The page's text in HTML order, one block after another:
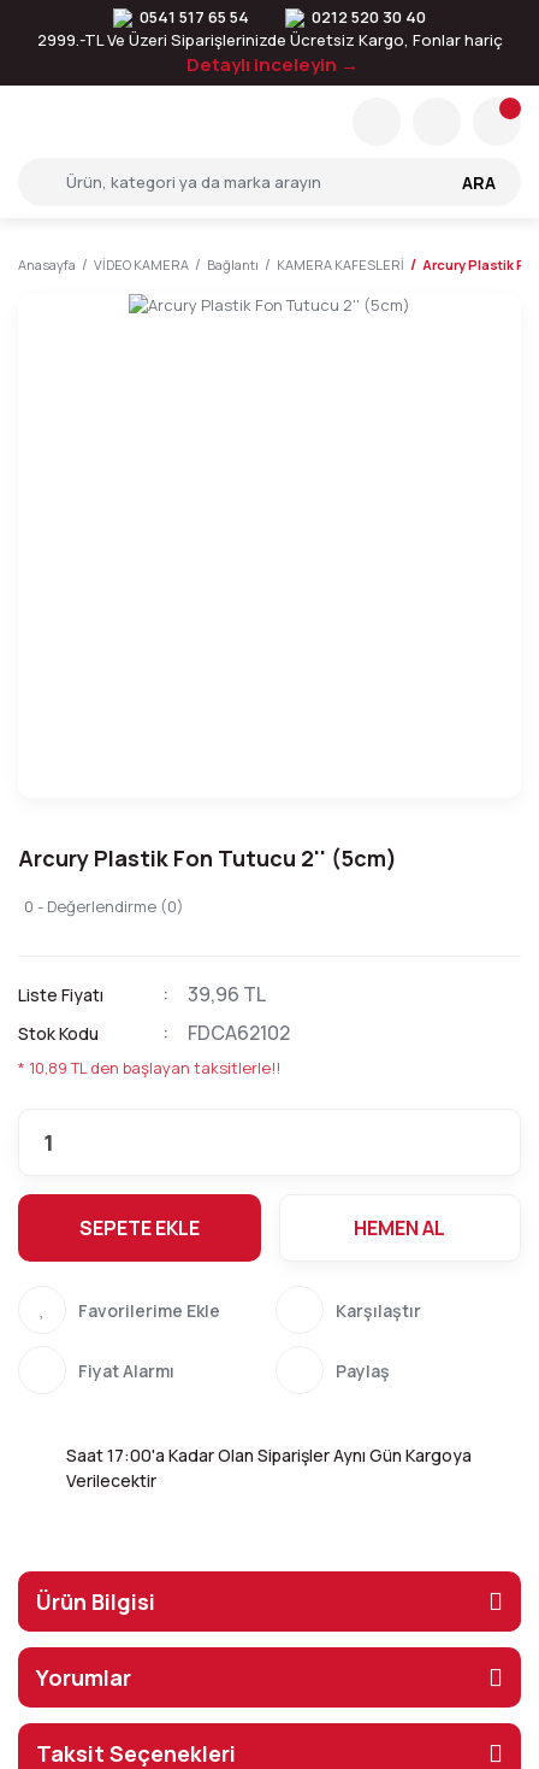
0541 517 65 54
0212 520 30 40
2999.-TL Ve Üzeri Siparişlerinizde Ücretsiz Kargo, Fonlar hariç
Detaylı inceleyin →
ARA
Anasayfa VİDEO KAMERA Bağlantı KAMERA KAFESLERİ Arcury Plastik
Arcury Plastik Fon Tutucu 2'' (5cm)
0 - Değerlendirme (0)
Liste Fiyatı 39,96 TL
Stok Kodu FDCA62102
* 10,89 TL den başlayan taksitlerle!!
SEPETE EKLE HEMEN AL
Karşılaştır
Fiyat Alarmı Paylaş
Saat 17:00'a Kadar Olan Siparişler Aynı Gün Kargoya
Verilecektir
Ürün Bilgisi
Yorumlar
Taksit Seçenekleri